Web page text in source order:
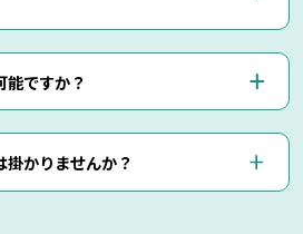
いと正確なお見積りを出せない場合
話・メール・LINEでのお見積り
せて頂きます。
の場合は『出張お見積り』をご希望
応させて頂きます。
かりませんのでご安心ください。
納得されていないお客様に対して無
に関しましてはキャンセル料を頂く
能ですか？
玉の対応エリア内でしたら、最短25
きます。
かりませんか？